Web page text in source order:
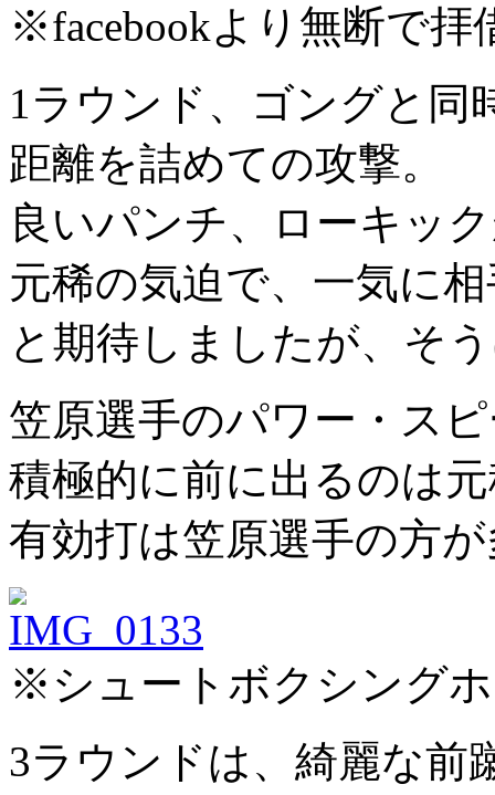
※facebookより無断で拝
1ラウンド、ゴングと同
距離を詰めての攻撃。
良いパンチ、ローキッ
元稀の気迫で、一気に
と期待しましたが、そ
笠原選手のパワー・ス
積極的に前に出るのは
有効打は笠原選手の方
※シュートボクシング
3ラウンドは、綺麗な前